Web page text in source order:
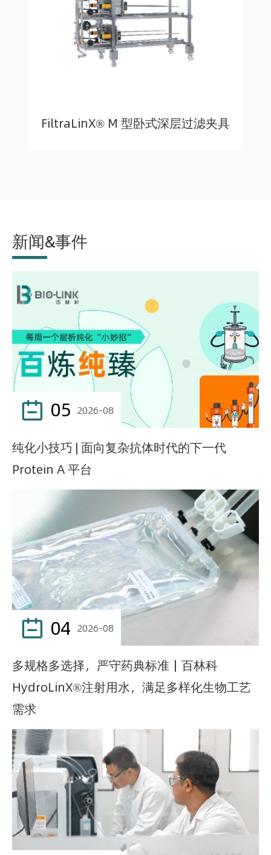
FiltraLinX® M 型卧式深层过滤夹具
新闻&事件
 05 2026-08
纯化小技巧 | 面向复杂抗体时代的下一代
Protein A 平台
 04 2026-08
多规格多选择，严守药典标准｜百林科
HydroLinX®注射用水，满足多样化生物工艺
需求